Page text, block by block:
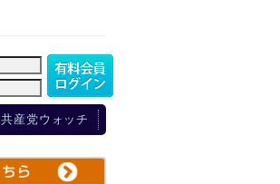
共産党ウォッチ